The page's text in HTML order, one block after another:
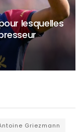
lesquelles
Griezmann